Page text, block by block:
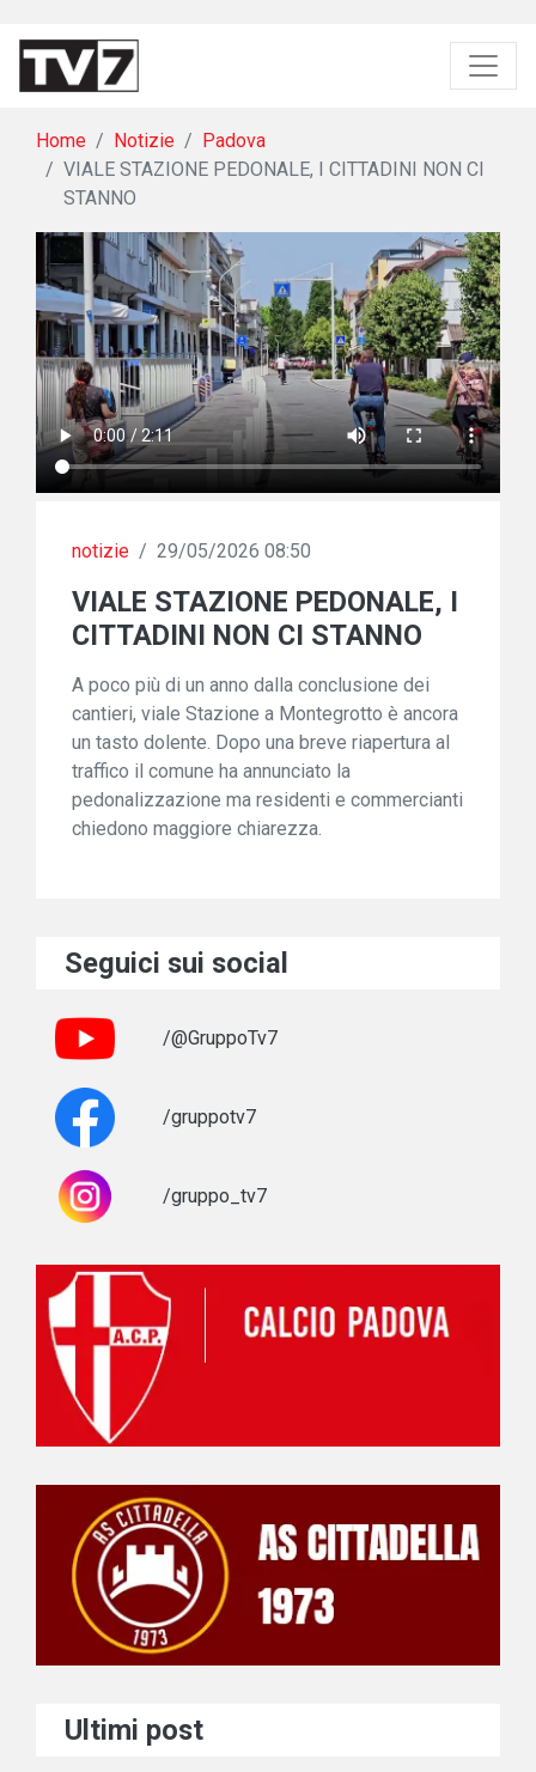
Home Notizie
Padova
VIALE STAZIONE PEDONALE, I CITTADINI NON CI
STANNO
notizie / 29/05/2026 08:50
VIALE STAZIONE PEDONALE, I
CITTADINI NON CI STANNO
A poco più di un anno dalla conclusione dei
cantieri, viale Stazione a Montegrotto è ancora
un tasto dolente. Dopo una breve riapertura al
traffico il comune ha annunciato la
pedonalizzazione ma residenti e commercianti
chiedono maggiore chiarezza.
Seguici sui social
/@GruppoTv7
/gruppotv7
/gruppo_tv7
Ultimi post